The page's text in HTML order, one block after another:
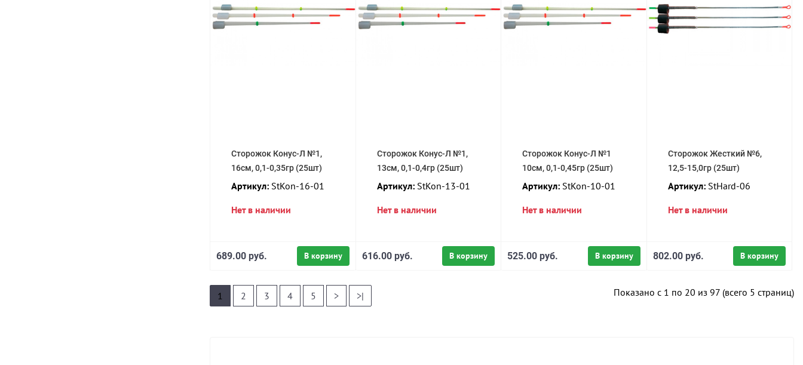
Сторожок Конус-Л №1,
16см, 0,1-0,35гр (25шт)
Артикул: StKon-16-01
Нет в наличии
В корзину
689.00 руб.
Сторожок Конус-Л №1,
13см, 0,1-0,4гр (25шт)
Артикул:StKon-13-01
Нет в наличии
В корзину
616.00 руб.
Сторожок Конус-Л №1
10см, 0,1-0,45гр (25шт)
Артикул: StKon-10-01
Нет в наличии
В корзину
525.00 руб.
Сторожок Жесткий №6,
12,5-15,0гр (25шт)
Артикул:StHard-06
Нет в наличии
В корзину
802.00 руб.
1 2 3 4 5 > >| Показано с 1 по 20 из 97 (всего 5 страниц)